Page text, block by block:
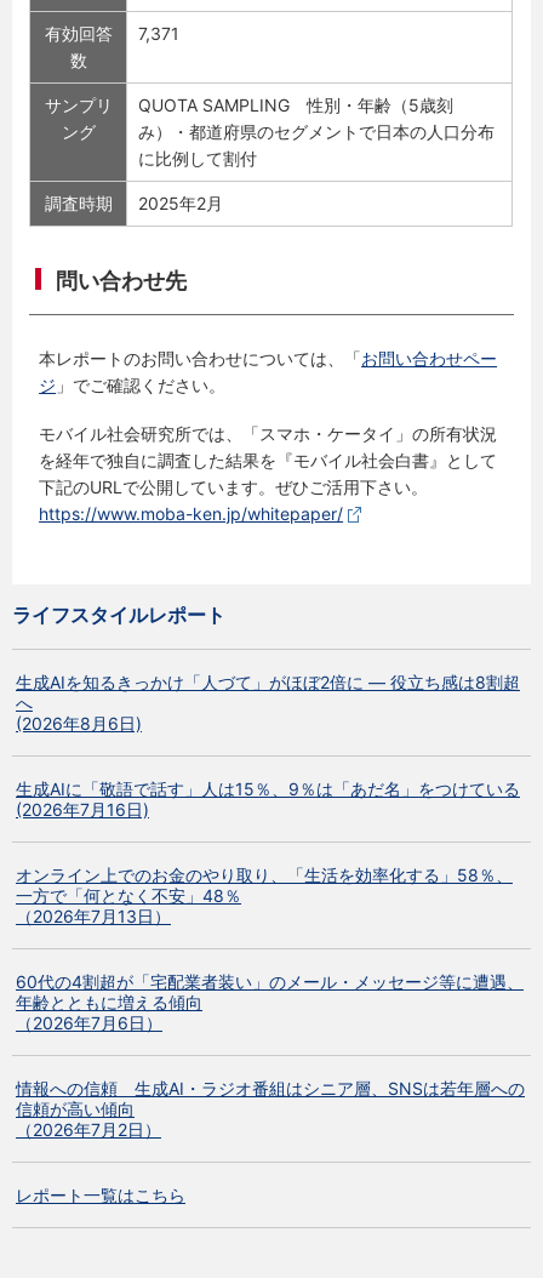
有効回答
数
7,371
サンプリ
ング
QUOTA SAMPLING 性別・年齢（5歳刻
み）・都道府県のセグメントで日本の人口分布
に比例して割付
調査時期 2025年2月
問い合わせ先
本レポートのお問い合わせについては、「お問い合わせペー
ジ 」でご確認ください。
モバイル社会研究所では、「スマホ・ケータイ」の所有状況
を経年で独自に調査した結果を『モバイル社会白書』として
下記のURLで公開しています。ぜひご活用下さい。
https://www.moba-ken.jp/whitepaper/
ライフスタイルレポート
生成AIを知るきっかけ「人づて」がほぼ2倍に ― 役立ち感は8割超
へ
(2026年8月6日)
生成AIに「敬語で話す」人は15％、9％は「あだ名」をつけている
(2026年7月16日)
オンライン上でのお金のやり取り、「生活を効率化する」58％、
一方で「何となく不安」48％
（2026年7月13日）
60代の4割超が「宅配業者装い」のメール・メッセージ等に遭遇、
年齢とともに増える傾向
（2026年7月6日）
情報への信頼 生成AI・ラジオ番組はシニア層、SNSは若年層への
信頼が高い傾向
（2026年7月2日）
レポート一覧はこちら